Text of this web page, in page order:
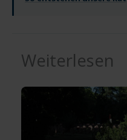
Weiterlesen